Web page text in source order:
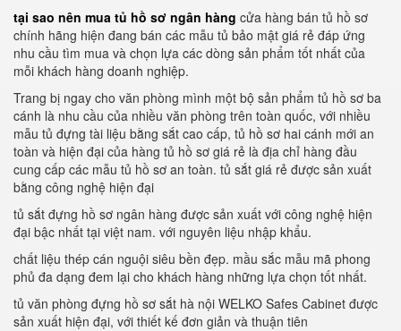
tại sao nên mua tủ hồ sơ ngân hàng cửa hàng bán tủ hồ sơ
chính hãng hiện đang bán các mẫu tủ bảo mật giá rẻ đáp ứng
nhu cầu tìm mua và chọn lựa các dòng sản phẩm tốt nhất của
mỗi khách hàng doanh nghiệp.
Trang bị ngay cho văn phòng mình một bộ sản phẩm tủ hồ sơ ba
cánh là nhu cầu của nhiều văn phòng trên toàn quốc, với nhiều
mẫu tủ đựng tài liệu bằng sắt cao cấp, tủ hồ sơ hai cánh mới an
toàn và hiện đại của hàng tủ hồ sơ giá rẻ là địa chỉ hàng đầu
cung cấp các mẫu tủ hồ sơ an toàn. tủ sắt giá rẻ được sản xuất
bằng công nghệ hiện đại
tủ sắt đựng hồ sơ ngân hàng được sản xuất với công nghệ hiện
đại bậc nhất tại việt nam. với nguyên liệu nhập khẩu.
chất liệu thép cán nguội siêu bền đẹp. mầu sắc mẫu mã phong
phủ đa dạng đem lại cho khách hàng những lựa chọn tốt nhất.
tủ văn phòng đựng hồ sơ sắt hà nội WELKO Safes Cabinet được
sản xuất hiện đại, với thiết kế đơn giản và thuận tiên